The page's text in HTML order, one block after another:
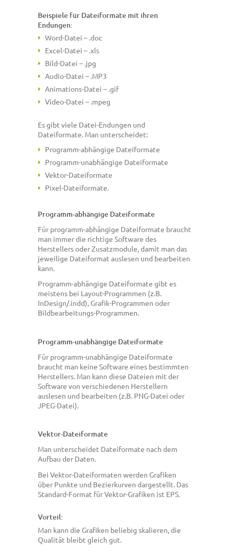
Beispiele für Dateiformate mit ihren
Endungen:
Word-Datei – .doc
Excel-Datei – .xls
Bild-Datei – .jpg
Audio-Datei – .MP3
Animations-Datei – .gif
Video-Datei – .mpeg
Es gibt viele Datei-Endungen und
Dateiformate. Man unterscheidet:
Programm-abhängige Dateiformate
Programm-unabhängige Dateiformate
Vektor-Dateiformate
Pixel-Dateiformate.
Programm-abhängige Dateiformate
Für programm-abhängige Dateiformate braucht
man immer die richtige Software des
Herstellers oder Zusatzmodule, damit man das
jeweilige Dateiformat auslesen und bearbeiten
kann.
Programm-abhängige Dateiformate gibt es
meistens bei Layout-Programmen (z.B.
InDesign/.indd), Grafik-Programmen oder
Bildbearbeitungs-Programmen.
Programm-unabhängige Dateiformate
Für programm-unabhängige Dateiformate
braucht man keine Software eines bestimmten
Herstellers. Man kann diese Dateien mit der
Software von verschiedenen Herstellern
auslesen und bearbeiten (z.B. PNG-Datei oder
JPEG-Datei).
Vektor-Dateiformate
Man unterscheidet Dateiformate nach dem
Aufbau der Daten.
Bei Vektor-Dateiformaten werden Grafiken
über Punkte und Bezierkurven dargestellt. Das
Standard-Format für Vektor-Grafiken ist EPS.
Vorteil:
Man kann die Grafiken beliebig skalieren, die
Qualität bleibt gleich gut.